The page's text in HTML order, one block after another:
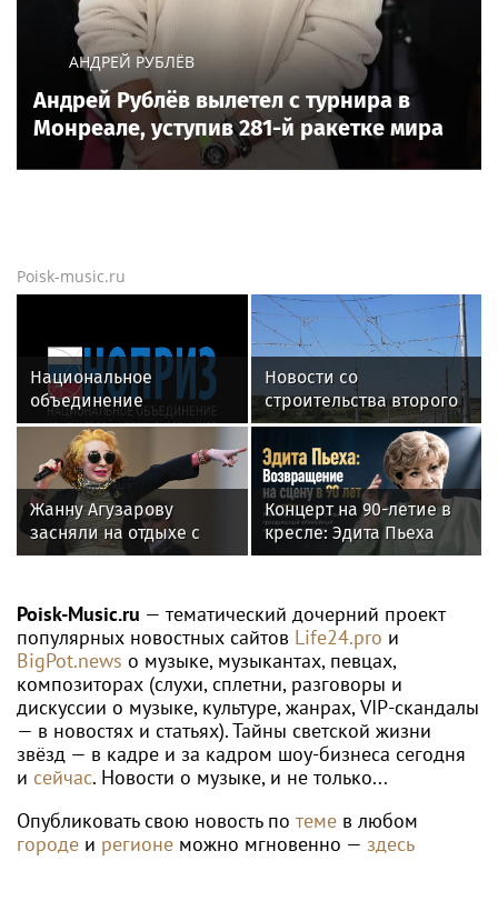
АНДРЕЙ РУБЛЁВ
Андрей Рублёв вылетел с турнира в
Монреале, уступив 281-й ракетке мира
Poisk-music.ru
Национальное
объединение
изыскателей и
проектировщиков
объявляет о приеме
заявок на XI
Международный
профессиональный
Новости со
строительства второго
этапа линии
«Славянка»
Жанну Агузарову
засняли на отдыхе с
22‑летним другом
Концерт на 90-летие в
кресле: Эдита Пьеха
планирует вернуться на
Poisk-Music.ru — тематический дочерний проект
популярных новостных сайтов Life24.pro и
BigPot.news о музыке, музыкантах, певцах,
композиторах (слухи, сплетни, разговоры и
дискуссии о музыке, культуре, жанрах, VIP-скандалы
— в новостях и статьях). Тайны светской жизни
звёзд — в кадре и за кадром шоу-бизнеса сегодня
и сейчас. Новости о музыке, и не только...
Опубликовать свою новость по теме в любом
городе и регионе можно мгновенно — здесь